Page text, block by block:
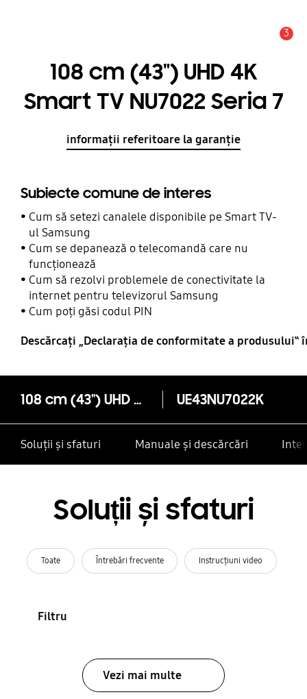
3
108 cm (43") UHD 4K
Smart TV NU7022 Seria 7
informații referitoare la garanție
Subiecte comune de interes
Cum să setezi canalele disponibile pe Smart TV-
ul Samsung
Cum se depanează o telecomandă care nu
funcționează
Cum să rezolvi problemele de conectivitate la
internet pentru televizorul Samsung
Cum poți găsi codul PIN
Descărcaţi „Declaraţia de conformitate a produsului‟
108 cm (43") UHD 4K Smart TV NU7022 Seria 7 UE43NU7022K
Soluții și sfaturi Manuale și descărcări
Soluții și sfaturi
Toate Întrebări frecvente Instrucţiuni video
Filtru
Vezi mai multe